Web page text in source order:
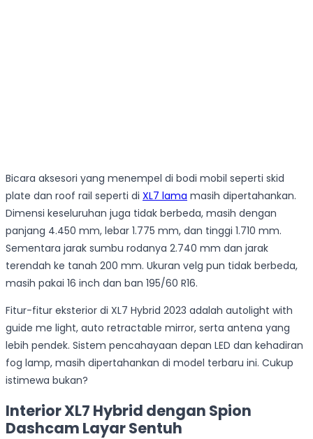
Bicara aksesori yang menempel di bodi mobil seperti skid
plate dan roof rail seperti di XL7 lama masih dipertahankan.
Dimensi keseluruhan juga tidak berbeda, masih dengan
panjang 4.450 mm, lebar 1.775 mm, dan tinggi 1.710 mm.
Sementara jarak sumbu rodanya 2.740 mm dan jarak
terendah ke tanah 200 mm. Ukuran velg pun tidak berbeda,
masih pakai 16 inch dan ban 195/60 R16.
Fitur-fitur eksterior di XL7 Hybrid 2023 adalah autolight with
guide me light, auto retractable mirror, serta antena yang
lebih pendek. Sistem pencahayaan depan LED dan kehadiran
fog lamp, masih dipertahankan di model terbaru ini. Cukup
istimewa bukan?
Interior XL7 Hybrid dengan Spion
Dashcam Layar Sentuh